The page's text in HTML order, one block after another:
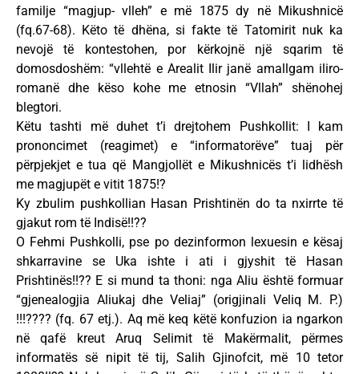
familje “magjup- vlleh” e më 1875 dy në Mikushnicë
(fq.67-68). Këto të dhëna, si fakte të Tatomirit nuk ka
nevojë të kontestohen, por kërkojnë një sqarim të
domosdoshëm: “vllehtë e Arealit Ilir janë amallgam iliro-
romanë dhe këso kohe me etnosin “Vllah” shënohej
blegtori.
Këtu tashti më duhet t’i drejtohem Pushkollit: I kam
prononcimet (reagimet) e “informatorëve” tuaj për
përpjekjet e tua që Mangjollët e Mikushnicës t’i lidhësh
me magjupët e vitit 1875!?
Ky zbulim pushkollian Hasan Prishtinën do ta nxirrte të
gjakut rom të Indisë!!??
O Fehmi Pushkolli, pse po dezinformon lexuesin e kësaj
shkarravine se Uka ishte i ati i gjyshit të Hasan
Prishtinës!!?? E si mund ta thoni: nga Aliu është formuar
“gjenealogjia Aliukaj dhe Veliaj” (origjinali Veliq M. P.)
!!!???? (fq. 67 etj.). Aq më keq këtë konfuzion ia ngarkon
në qafë kreut Aruq Selimit të Makërmalit, përmes
informatës së nipit të tij, Salih Gjinofcit, më 10 tetor